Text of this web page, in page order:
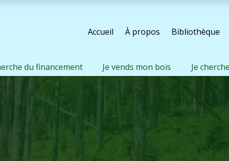
Accueil À propos Bibliothèque
du financement Je vends mon bois Je